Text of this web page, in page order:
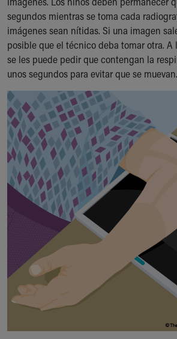
segundos mientras se toma cada
imágenes sean nítidas. Si una imagen
posible que el técnico deba tomar otra. A
se les puede pedir que contengan la
unos segundos para evitar que se muevan.